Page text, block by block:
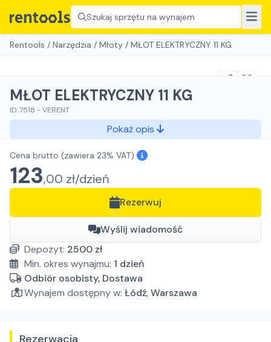
Szukaj sprzętu na wynajem
Rentools / Narzędzia / Młoty / MŁOT ELEKTRYCZNY 11 KG
MŁOT ELEKTRYCZNY 11 KG
ID:7518 -VERENT
Pokaż opis
Cena brutto (zawiera 23% VAT)
123,00 zł/dzień
Rezerwuj
Wyślij wiadomość
Depozyt: 2500 zł
Min. okres wynajmu: 1 dzień
Odbiór osobisty, Dostawa
Wynajem dostępny w: Łódź,Warszawa
Rezerwacja